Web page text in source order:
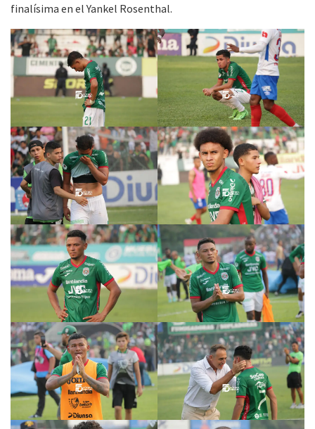
finalísima en el Yankel Rosenthal.